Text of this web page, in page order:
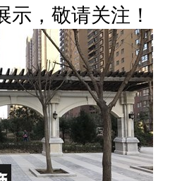
示，敬请关注！